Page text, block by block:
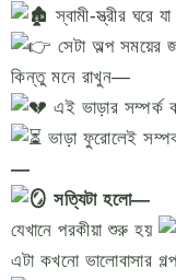
স্বামী-স্ত্রীর ঘরে
সেটা অল্প সময়ের
কিন্তু মনে রাখুন—
এই ভাড়ার সম্পর্ক
ভাড়া ফুরোলেই
—
সত্যিটা হলো—
যেখানে পরকীয়া শুরু হয়
এটা কখনো ভালোবাসার